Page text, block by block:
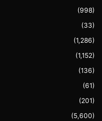
(998)
(33)
(1,286)
(1,152)
(136)
(61)
(201)
(5,600)